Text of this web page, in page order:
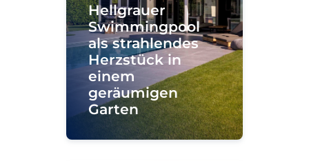
Hellgrauer
Swimmingpool
als strahlendes
Herzstück in
einem
geräumigen
Garten